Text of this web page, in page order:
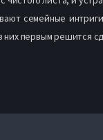
семейные
них первым решится